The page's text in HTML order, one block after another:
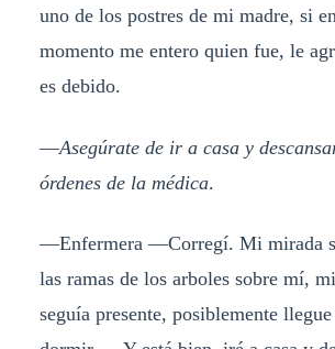
uno de los postres de mi madre, si
momento me entero quien fue, le
es debido.
—Asegúrate de ir a casa y
órdenes de la médica.
—Enfermera —Corregí. Mi mirada
las ramas de los arboles sobre mí,
seguía presente, posiblemente